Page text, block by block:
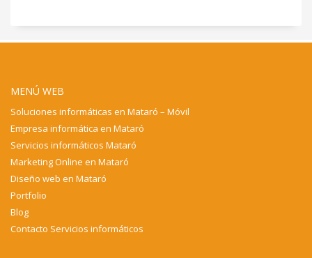
MENÚ WEB
Soluciones informáticas en Mataró – Móvil
Empresa informática en Mataró
Servicios informáticos Mataró
Marketing Online en Mataró
Diseño web en Mataró
Portfolio
Blog
Contacto Servicios informáticos